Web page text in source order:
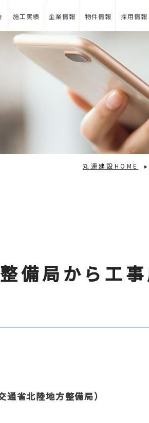
施工実績 企業情報 物件情報 採用情報
丸運建設HOME
備局から工
省北陸地方整備局）